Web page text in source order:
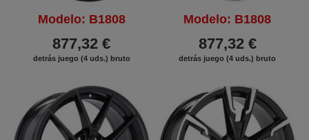
Modelo: B1808
877,32 €
detrás juego (4 uds.) bruto
Modelo: B1808
877,32 €
detrás juego (4 uds.) bruto